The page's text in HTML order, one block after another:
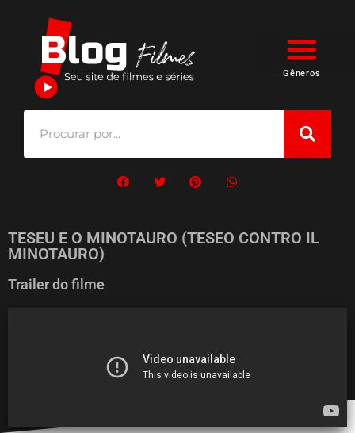
Gêneros
TESEU E O MINOTAURO (TESEO CONTRO IL
MINOTAURO)
Trailer do filme